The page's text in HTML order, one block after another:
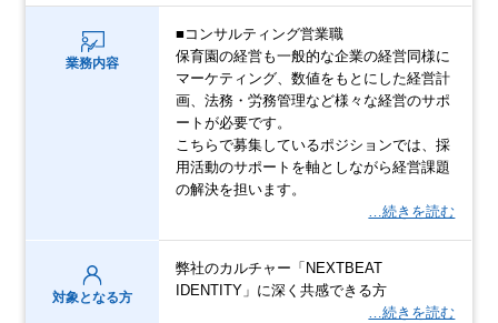
業務内容
■コンサルティング営業職
保育園の経営も一般的な企業の経営同様に
マーケティング、数値をもとにした経営計
画、法務・労務管理など様々な経営のサポ
ートが必要です。
こちらで募集しているポジションでは、採
用活動のサポートを軸としながら経営課題
の解決を担います。
…続きを読む
対象となる方
弊社のカルチャー「NEXTBEAT
IDENTITY」に深く共感できる方
…続きを読む